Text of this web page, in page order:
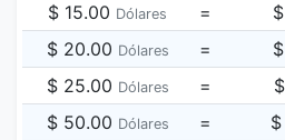
$ 15.00 Dólares =
$ 20.00 Dólares =
$ 25.00 Dólares =
$ 50.00 Dólares =